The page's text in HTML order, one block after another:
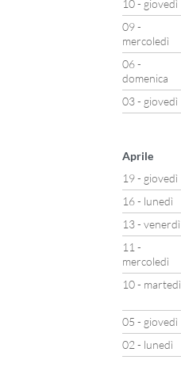
10 - giovedì
09 -
mercoledì
06 -
domenica
03 - giovedì
Aprile
19 - giovedì
16 - lunedì
13 - venerdì
11 -
mercoledì
10 - martedì
05 - giovedì
02 - lunedì